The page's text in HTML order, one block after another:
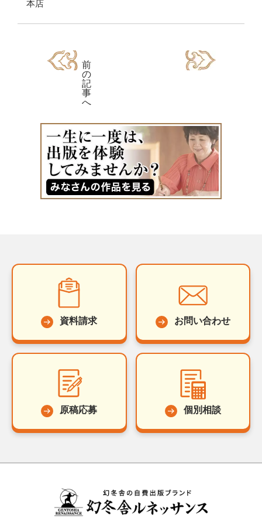
本店
前
の
記
事
へ
資料請求 お問い合わせ
原稿応募 個別相談